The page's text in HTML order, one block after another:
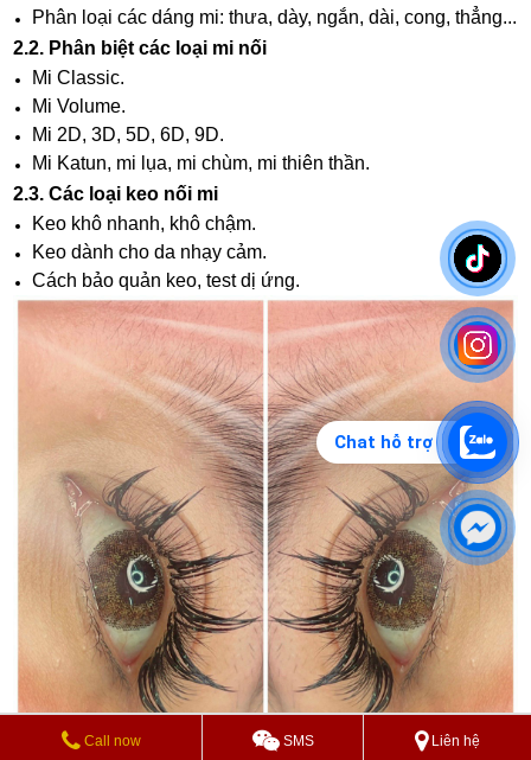
Phân loại các dáng mi: thưa, dày, ngắn, dài, cong, thẳng...
2.2. Phân biệt các loại mi nối
Mi Classic.
Mi Volume.
Mi 2D, 3D, 5D, 6D, 9D.
Mi Katun, mi lụa, mi chùm, mi thiên thần.
2.3. Các loại keo nối mi
Keo khô nhanh, khô chậm.
Keo dành cho da nhạy cảm.
Cách bảo quản keo, test dị ứng.
Call now SMS Liên hệ
Chat hỗ trợ